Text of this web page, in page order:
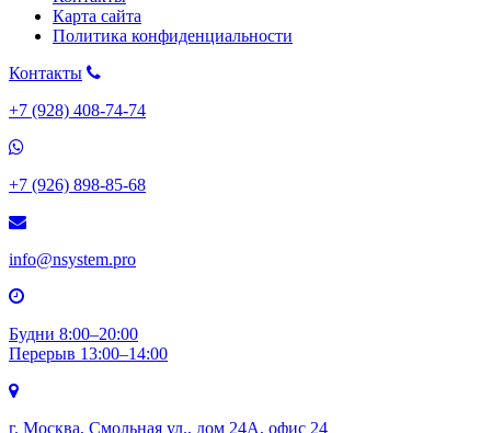
Карта сайта
Политика конфиденциальности
Контакты
+7 (928) 408-74-74
+7 (926) 898-85-68
info@nsystem.pro
Будни 8:00–20:00
Перерыв 13:00–14:00
г. Москва, Смольная ул., дом 24А, офис 24